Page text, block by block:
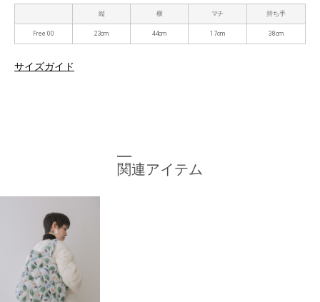
縦 横 マチ 持ち手
Free 00 23cm 44cm 17cm 38cm
サイズガイド
関連アイテム